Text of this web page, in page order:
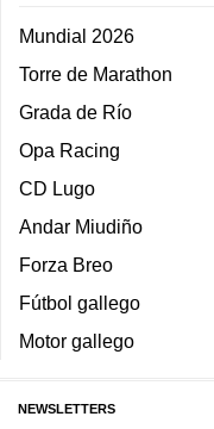
Mundial 2026
Torre de Marathon
Grada de Río
Opa Racing
CD Lugo
Andar Miudiño
Forza Breo
Fútbol gallego
Motor gallego
NEWSLETTERS